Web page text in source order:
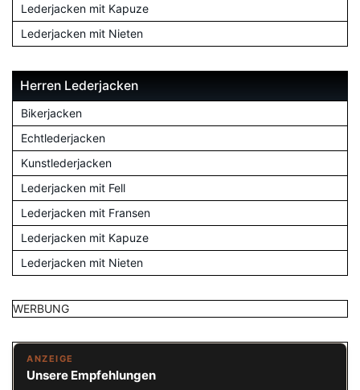
Lederjacken mit Kapuze
Lederjacken mit Nieten
Herren Lederjacken
Bikerjacken
Echtlederjacken
Kunstlederjacken
Lederjacken mit Fell
Lederjacken mit Fransen
Lederjacken mit Kapuze
Lederjacken mit Nieten
WERBUNG
ANZEIGE
Unsere Empfehlungen